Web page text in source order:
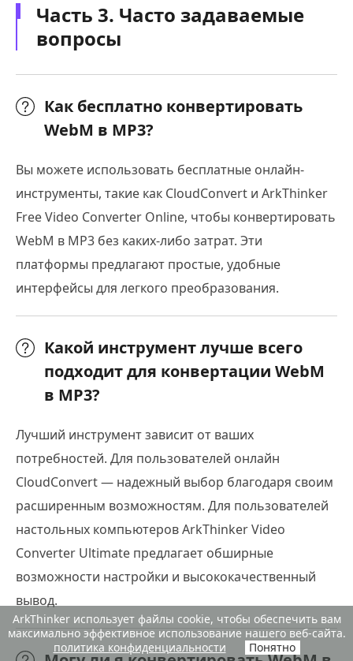
Часть 3. Часто задаваемые
вопросы
Как бесплатно конвертировать
WebM в MP3?
Вы можете использовать бесплатные онлайн-
инструменты, такие как CloudConvert и ArkThinker
Free Video Converter Online, чтобы конвертировать
WebM в MP3 без каких-либо затрат. Эти
платформы предлагают простые, удобные
интерфейсы для легкого преобразования.
Какой инструмент лучше всего
подходит для конвертации WebM
в MP3?
Лучший инструмент зависит от ваших
потребностей. Для пользователей онлайн
CloudConvert — надежный выбор благодаря своим
расширенным возможностям. Для пользователей
настольных компьютеров ArkThinker Video
Converter Ultimate предлагает обширные
возможности настройки и высококачественный
вывод.
ArkThinker использует файлы cookie, чтобы обеспечить вам
максимально эффективное использование нашего веб-сайта.
политика конфиденциальности
Понятно